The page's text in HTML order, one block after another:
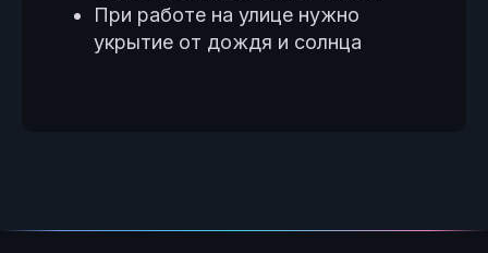
При работе на улице нужно
укрытие от дождя и солнца